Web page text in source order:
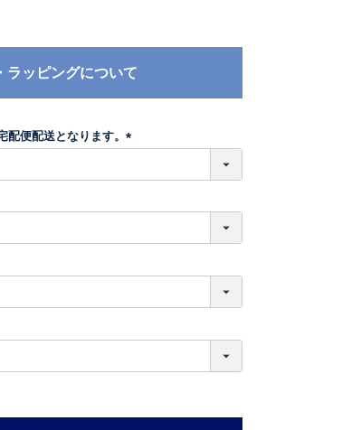
ラッピングについて
便配送となります。
)